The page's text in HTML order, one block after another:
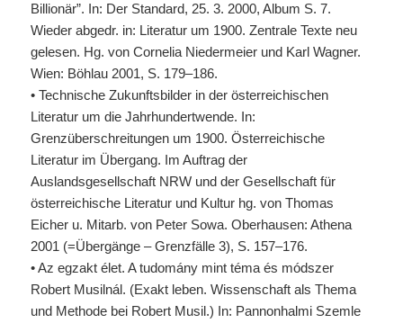
Billionär”. In: Der Standard, 25. 3. 2000, Album S. 7.
Wieder abgedr. in: Literatur um 1900. Zentrale Texte neu
gelesen. Hg. von Cornelia Niedermeier und Karl Wagner.
Wien: Böhlau 2001, S. 179–186.
• Technische Zukunftsbilder in der österreichischen
Literatur um die Jahrhundertwende. In:
Grenzüberschreitungen um 1900. Österreichische
Literatur im Übergang. Im Auftrag der
Auslandsgesellschaft NRW und der Gesellschaft für
österreichische Literatur und Kultur hg. von Thomas
Eicher u. Mitarb. von Peter Sowa. Oberhausen: Athena
2001 (=Übergänge – Grenzfälle 3), S. 157–176.
• Az egzakt élet. A tudomány mint téma és módszer
Robert Musilnál. (Exakt leben. Wissenschaft als Thema
und Methode bei Robert Musil.) In: Pannonhalmi Szemle